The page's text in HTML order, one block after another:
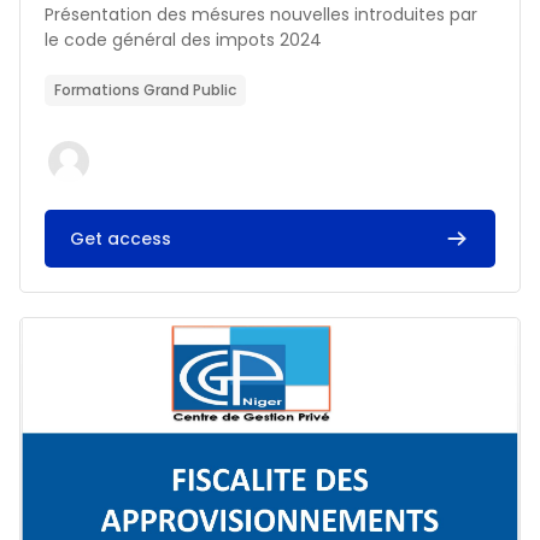
Résumé du cours :
Présentation des mésures nouvelles introduites par
le code général des impots 2024
Formations Grand Public
Get access
Image du cours FISCALITE DES APPROVISIONNEMENTS